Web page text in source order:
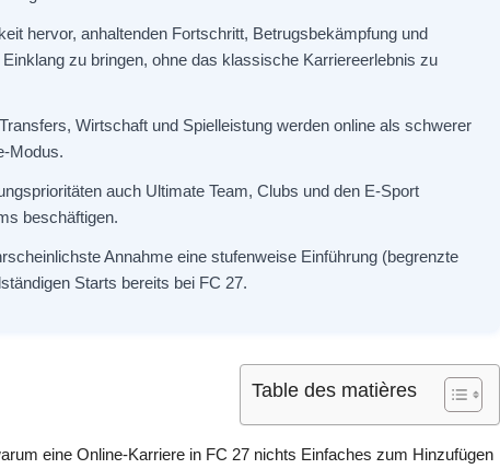
hervor, anhaltenden Fortschritt, Betrugsbekämpfung und
zu bringen, ohne das klassische Karriereerlebnis zu
Wirtschaft und Spielleistung werden online als schwerer
Modus.
auch Ultimate Team, Clubs und den E-Sport
beschäftigen.
Annahme eine stufenweise Einführung (begrenzte
Starts bereits bei FC 27.
Table des matières
eine Online-Karriere in FC 27 nichts Einfaches zum Hinzufügen